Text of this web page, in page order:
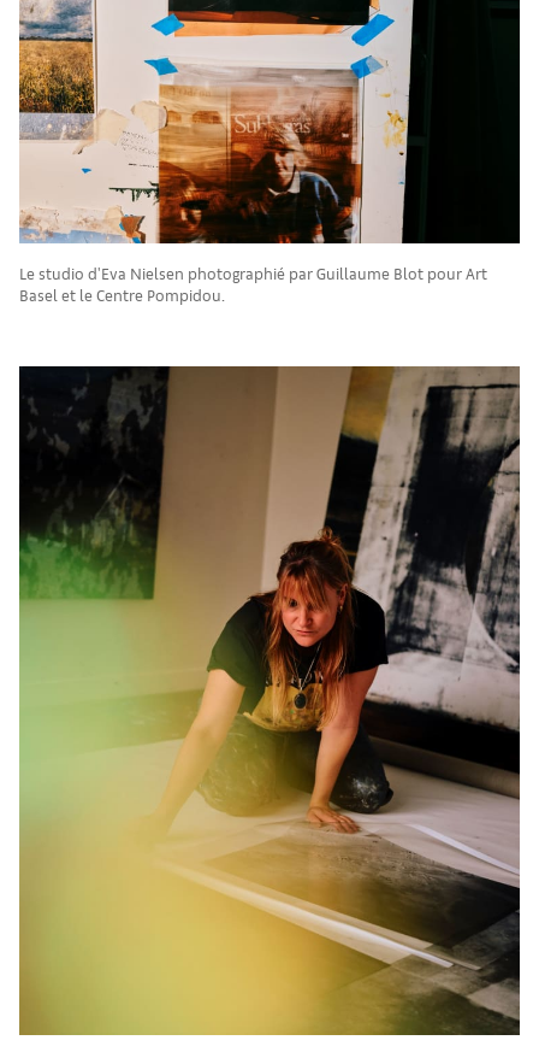
Le studio d'Eva Nielsen photographié par Guillaume Blot pour Art
Basel et le Centre Pompidou.